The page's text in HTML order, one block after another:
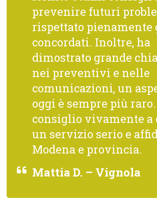
prevenire futuri
rispettato
concordati. Inoltre, ha
dimostrato grande
nei preventivi e nelle
comunicazioni, un
oggi è sempre più
consiglio vivamente a
un servizio serio e
Modena e provincia.
Mattia D. – Vignola